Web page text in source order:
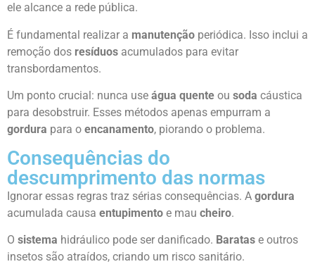
ele alcance a rede pública.
É fundamental realizar a manutenção periódica. Isso inclui a
remoção dos resíduos acumulados para evitar
transbordamentos.
Um ponto crucial: nunca use água quente ou soda cáustica
para desobstruir. Esses métodos apenas empurram a
gordura para o encanamento, piorando o problema.
Consequências do
descumprimento das normas
Ignorar essas regras traz sérias consequências. A gordura
acumulada causa entupimento e mau cheiro.
O sistema hidráulico pode ser danificado. Baratas e outros
insetos são atraídos, criando um risco sanitário.